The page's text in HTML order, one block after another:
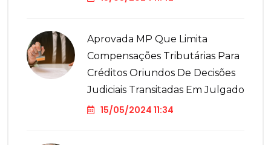
Aprovada MP Que Limita
Compensações Tributárias Para
Créditos Oriundos De Decisões
Judiciais Transitadas Em Julgado
15/05/2024 11:34